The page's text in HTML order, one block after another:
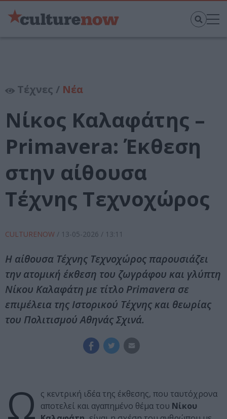
Τέχνες / Νέα
Νίκος Καλαφάτης –
Primavera: Έκθεση
στην αίθουσα
Τέχνης Τεχνοχώρος
CULTURENOW / 13-05-2026 / 13:11
H αίθουσα Τέχνης Τεχνοχώρος παρουσιάζει
την ατομική έκθεση του ζωγράφου και γλύπτη
Νίκου Καλαφάτη με τίτλο Primavera σε
επιμέλεια της Ιστορικού Τέχνης και θεωρίας
του Πολιτισμού Αθηνάς Σχινά.
Ω ς κεντρική ιδέα της έκθεσης, που ταυτόχρονα
αποτελεί και αγαπημένο θέμα του Νίκου